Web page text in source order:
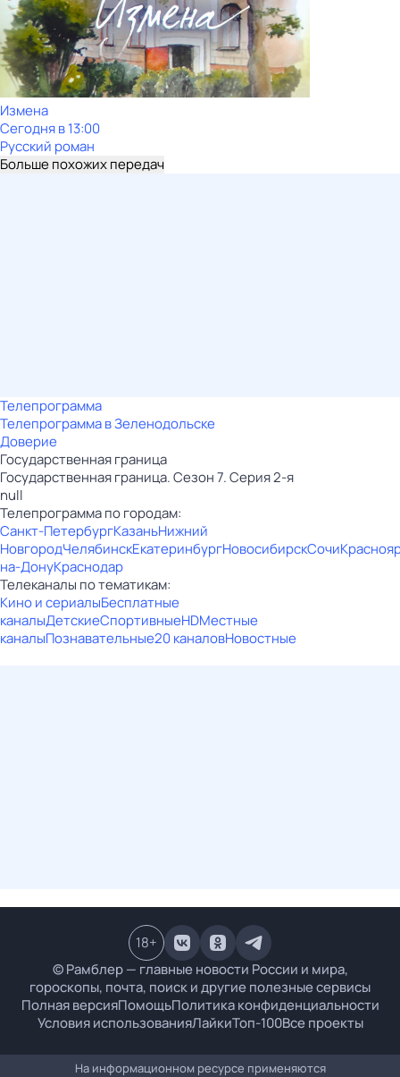
Измена
Сегодня в 13:00
Русский роман
Больше похожих передач
Телепрограмма
Телепрограмма в Зеленодольске
Доверие
Государственная граница
Государственная граница. Сезон 7. Серия 2-я
null
Телепрограмма по городам:
Санкт-ПетербургКазаньНижний
НовгородЧелябинскЕкатеринбургНовосибирскСочи
на-ДонуКраснодар
Телеканалы по тематикам:
Кино и сериалыБесплатные
каналыДетскиеСпортивныеHDМестные
каналыПознавательные20 каналовНовостные
© Рамблер — главные новости России и мира,
гороскопы, почта, поиск и другие полезные сервисы
Полная версияПомощьПолитика конфиденциальности
Условия использованияЛайкиТоп-100Все проекты
18+
На информационном ресурсе применяются